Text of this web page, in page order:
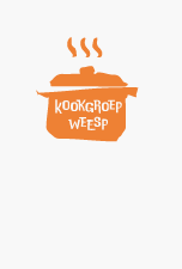
content